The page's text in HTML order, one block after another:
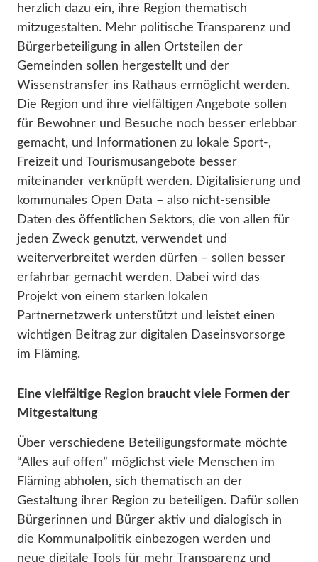
herzlich dazu ein, ihre Region thematisch
mitzugestalten. Mehr politische Transparenz und
Bürgerbeteiligung in allen Ortsteilen der
Gemeinden sollen hergestellt und der
Wissenstransfer ins Rathaus ermöglicht werden.
Die Region und ihre vielfältigen Angebote sollen
für Bewohner und Besuche noch besser erlebbar
gemacht, und Informationen zu lokale Sport-,
Freizeit und Tourismusangebote besser
miteinander verknüpft werden. Digitalisierung und
kommunales Open Data – also nicht-sensible
Daten des öffentlichen Sektors, die von allen für
jeden Zweck genutzt, verwendet und
weiterverbreitet werden dürfen – sollen besser
erfahrbar gemacht werden. Dabei wird das
Projekt von einem starken lokalen
Partnernetzwerk unterstützt und leistet einen
wichtigen Beitrag zur digitalen Daseinsvorsorge
im Fläming.
Eine vielfältige Region braucht viele Formen der
Mitgestaltung
Über verschiedene Beteiligungsformate möchte
“Alles auf offen” möglichst viele Menschen im
Fläming abholen, sich thematisch an der
Gestaltung ihrer Region zu beteiligen. Dafür sollen
Bürgerinnen und Bürger aktiv und dialogisch in
die Kommunalpolitik einbezogen werden und
neue digitale Tools für mehr Transparenz und